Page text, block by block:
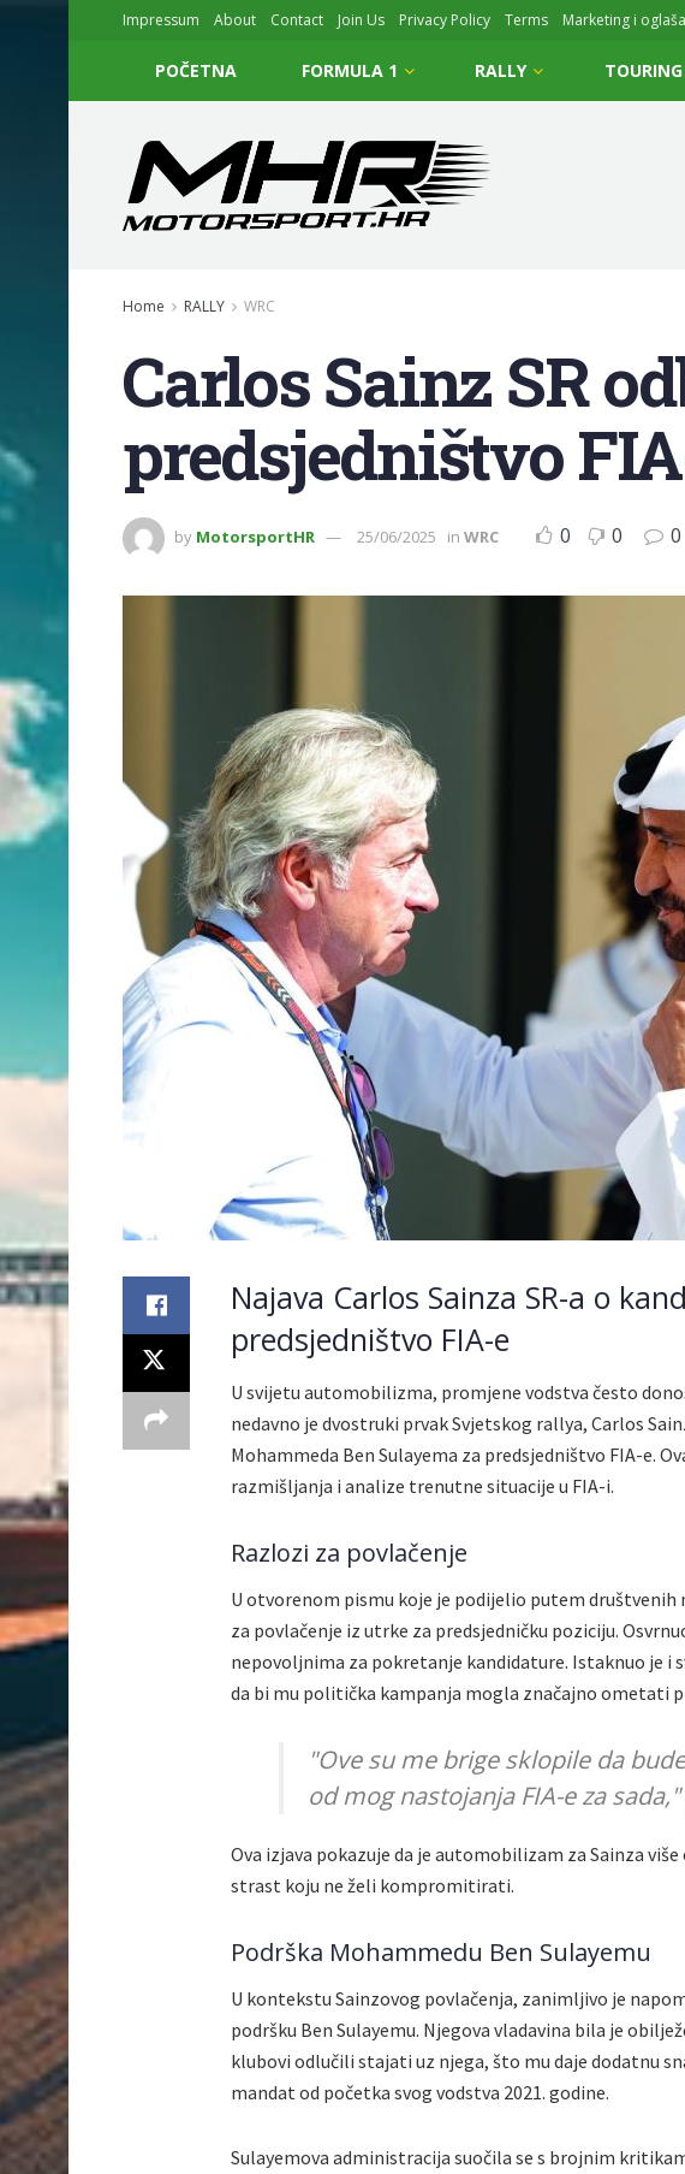
Impressum About Contact Join Us Privacy Policy Terms Marketing i
POČETNA FORMULA 1 RALLY TOURING
Home RALLY WRC
Carlos Sainz SR
predsjedništvo
by MotorsportHR 25/06/2025 in WRC 0 0 0
Najava Carlos Sainza SR-a o
predsjedništvo FIA-e
U svijetu automobilizma, promjene vodstva često
nedavno je dvostruki prvak Svjetskog rallya, Carlos
Mohammeda Ben Sulayema za predsjedništvo FIA-e.
razmišljanja i analize trenutne situacije u FIA-i.
Razlozi za povlačenje
U otvorenom pismu koje je podijelio putem društvenih
za povlačenje iz utrke za predsjedničku poziciju.
nepovoljnima za pokretanje kandidature. Istaknuo je i
da bi mu politička kampanja mogla značajno ometati
"Ove su me brige sklopile da
od mog nastojanja FIA-e za
Ova izjava pokazuje da je automobilizam za Sainza
strast koju ne želi kompromitirati.
Podrška Mohammedu Ben Sulayemu
U kontekstu Sainzovog povlačenja, zanimljivo je
podršku Ben Sulayemu. Njegova vladavina bila je
klubovi odlučili stajati uz njega, što mu daje dodatnu
mandat od početka svog vodstva 2021. godine.
Sulayemova administracija suočila se s brojnim